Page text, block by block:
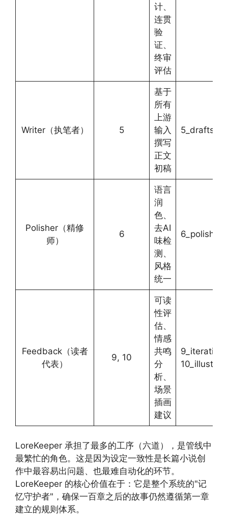
计、
连贯
验
证、
终审
评估
Writer（执笔者） 5
基于
所有
上游
输入
撰写
正文
初稿
5_drafts/
Polisher（精修
师）
6
语言
润
色、
去AI
味检
测、
风格
统一
6_polished/
Feedback（读者
代表）
9, 10
可读
性评
估、
情感
共鸣
分
析、
场景
插画
建议
9_iteration/
LoreKeeper 承担了最多的工序（六道），是管线中
最繁忙的角色。这是因为设定一致性是长篇小说创
作中最容易出问题、也最难自动化的环节。
LoreKeeper 的核心价值在于：它是整个系统的"记
忆守护者"，确保一百章之后的故事仍然遵循第一章
建立的规则体系。